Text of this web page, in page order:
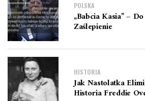
POLSKA
„Babcia Kasia” –
Zaślepienie
HISTORIA
Jak Nastolatka
Historia Freddie